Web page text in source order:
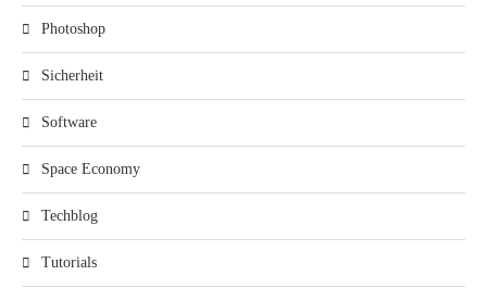
Photoshop
Sicherheit
Software
Space Economy
Techblog
Tutorials